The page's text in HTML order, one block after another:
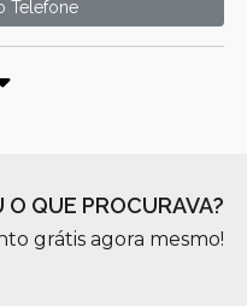
Telefone
QUE PROCURAVA?
grátis agora mesmo!